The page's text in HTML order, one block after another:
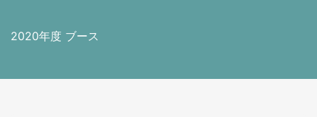
2020年度 ブース